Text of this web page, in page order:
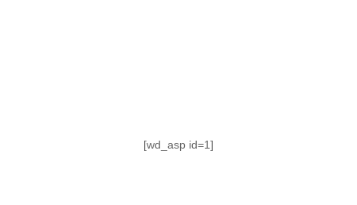
[wd_asp id=1]